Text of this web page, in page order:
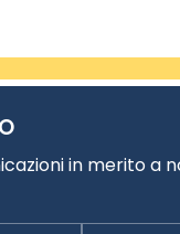
in merito a